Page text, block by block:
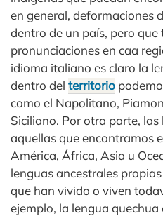
en general, deformaciones
dentro de un país, pero que
pronunciaciones en caa
idioma italiano es claro la
dentro del territorio
como el Napolitano,
Siciliano. Por otra parte,
aquellas que encontramos
América, África, Asia u
lenguas ancestrales
que han vivido o viven
ejemplo, la lengua quechua